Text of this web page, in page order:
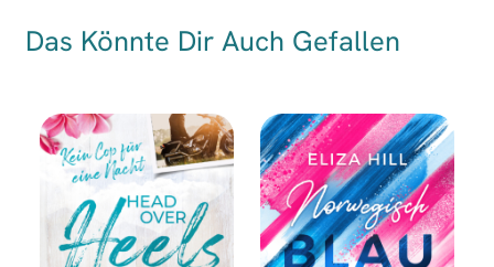
Das Könnte Dir Auch Gefallen